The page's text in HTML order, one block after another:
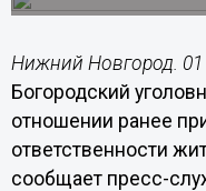
Нижний Новгород. 01
Богородский
отношении ранее
ответственности
сообщает пресс-